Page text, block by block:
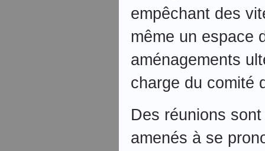
empêchant des
même un espace
aménagements
charge du comité
Des réunions
amenés à se